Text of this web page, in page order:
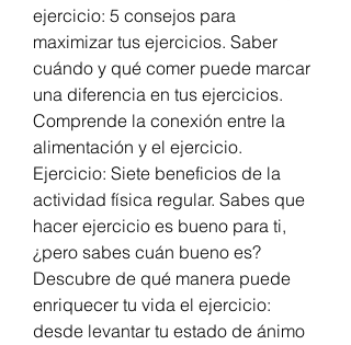
ejercicio: 5 consejos para
maximizar tus ejercicios. Saber
cuándo y qué comer puede marcar
una diferencia en tus ejercicios.
Comprende la conexión entre la
alimentación y el ejercicio.
Ejercicio: Siete beneficios de la
actividad física regular. Sabes que
hacer ejercicio es bueno para ti,
¿pero sabes cuán bueno es?
Descubre de qué manera puede
enriquecer tu vida el ejercicio:
desde levantar tu estado de ánimo